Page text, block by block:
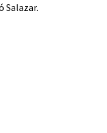
Salazar.